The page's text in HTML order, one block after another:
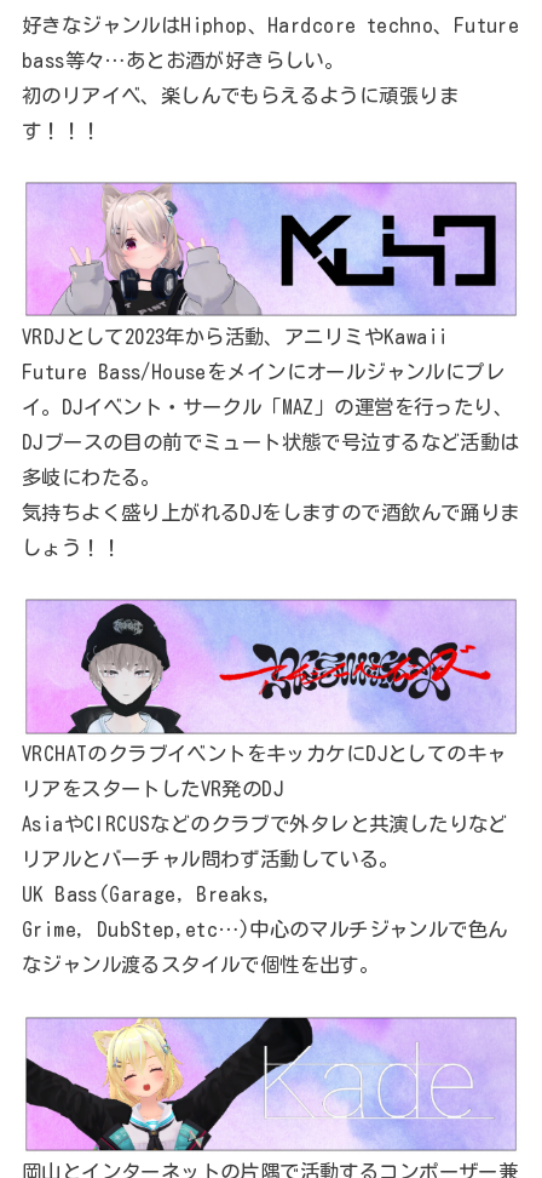
好きなジャンルはHiphop、Hardcore techno、Future
bass等々…あとお酒が好きらしい。
初のリアイベ、楽しんでもらえるように頑張りま
す！！！
VRDJとして2023年から活動、アニリミやKawaii
Future Bass/Houseをメインにオールジャンルにプレ
イ。DJイベント・サークル「MAZ」の運営を行ったり、
DJブースの目の前でミュート状態で号泣するなど活動は
多岐にわたる。
気持ちよく盛り上がれるDJをしますので酒飲んで踊りま
しょう！！
VRCHATのクラブイベントをキッカケにDJとしてのキャ
リアをスタートしたVR発のDJ
AsiaやCIRCUSなどのクラブで外タレと共演したりなど
リアルとバーチャル問わず活動している。
UK Bass(Garage, Breaks,
Grime, DubStep,etc…)中心のマルチジャンルで色ん
なジャンル渡るスタイルで個性を出す。
岡山とインターネットの片隅で活動するコンポーザー兼